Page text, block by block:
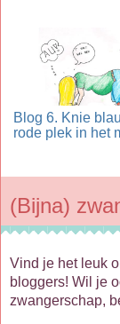
Blog 6. Knie
rode plek in het
(Bijna)
Vind je het leuk
bloggers! Wil je
zwangerschap,